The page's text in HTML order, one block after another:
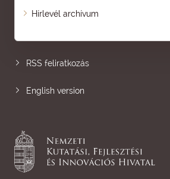
Hírlevél archívum
Oldaltérkép
RSS feliratkozás
English version